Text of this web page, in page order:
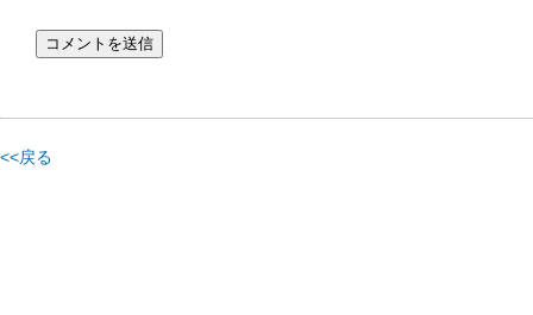
<<戻る